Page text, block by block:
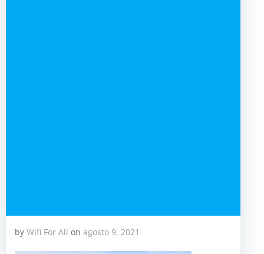
by Wifi For All on agosto 9, 2021